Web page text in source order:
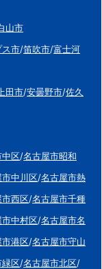
山市
ス市/笛吹市/富士河
上田市/安曇野市/佐久
中区/名古屋市昭和
中川区/名古屋市熱
西区/名古屋市千種
中村区/名古屋市名
港区/名古屋市守山
緑区/名古屋市北区/